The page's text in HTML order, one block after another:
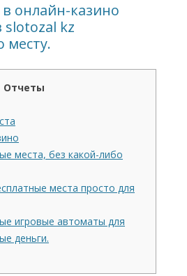
онлайн-казино
slotozal kz
месту.
Отчеты
места, без какой-либо
места просто для
игровые автоматы для
деньги.